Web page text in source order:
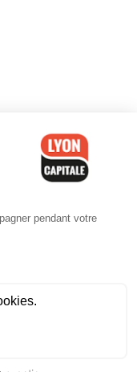
CGV-Politique de